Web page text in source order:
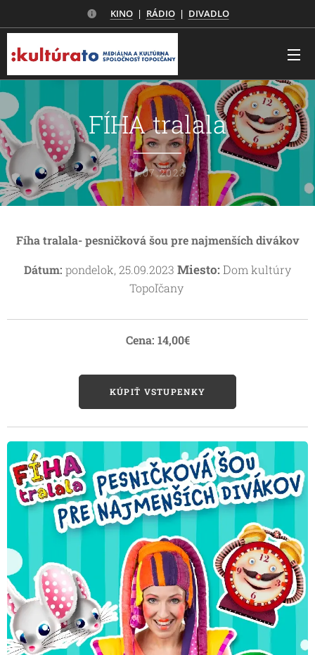
KINO| RÁDIO| DIVADLO
FÍHA tralala
11.07.2023
Fíha tralala- pesničková šou pre najmenších divákov
Dátum: pondelok, 25.09.2023 Miesto: Dom kultúry
Topoľčany
Cena: 14,00€
KÚPIŤ VSTUPENKY